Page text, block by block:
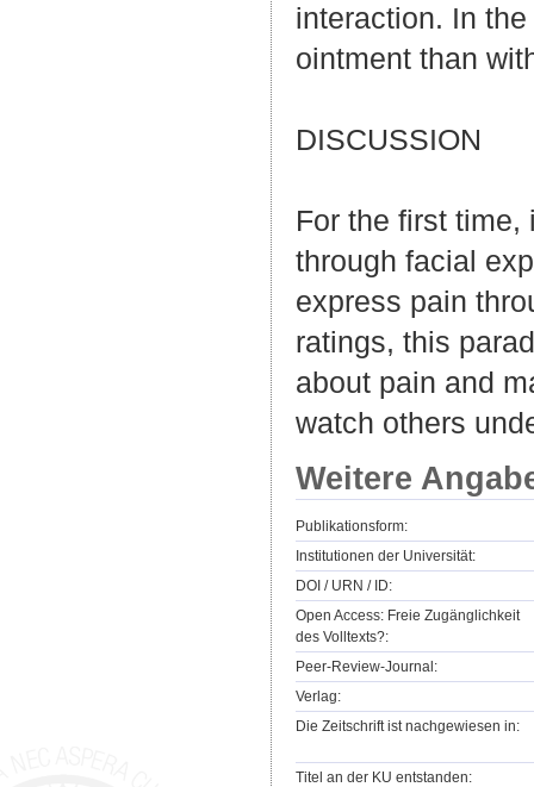
interaction. In
ointment than
DISCUSSION
For the first
through facial
express pain
ratings, this
about pain and
watch others
Weitere
Publikationsform:
Institutionen der Universität:
DOI / URN / ID:
Open Access: Freie Zugänglichkeit
des Volltexts?:
Peer-Review-Journal:
Verlag:
Die Zeitschrift ist nachgewiesen in:
Titel an der KU entstanden: